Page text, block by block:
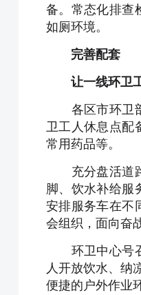
备。常态化排查
如厕环境。
完善配套
让一线环卫
各区市环卫部
卫工人休息点配
常用药品等。
充分盘活道路
脚、饮水补给服
安排服务车在不
会组织，面向奋
环卫中心号召
人开放饮水、纳
便捷的户外作业